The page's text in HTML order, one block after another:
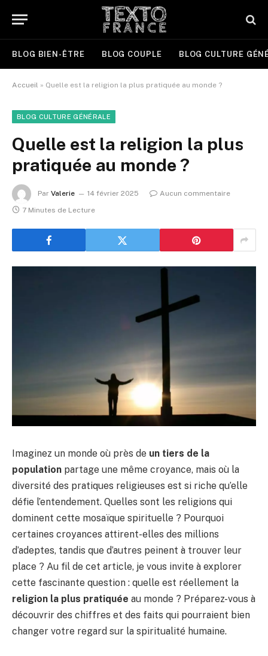
BLOG BIEN-ÊTRE BLOG COUPLE BLOG CULTURE
Accueil » Quelle est la religion la plus pratiquée au monde ?
BLOG CULTURE GÉNÉRALE
Quelle est la religion la plus
pratiquée au monde ?
Par Valerie 14 février 2025
Aucun commentaire
7 Minutes de Lecture
Imaginez un monde où près de un tiers de la
population partage une même croyance, mais où la
diversité des pratiques religieuses est si riche qu’elle
défie l’entendement. Quelles sont les religions qui
dominent cette mosaïque spirituelle ? Pourquoi
certaines croyances attirent-elles des millions
d’adeptes, tandis que d’autres peinent à trouver leur
place ? Au fil de cet article, je vous invite à explorer
cette fascinante question : quelle est réellement la
religion la plus pratiquée au monde ? Préparez-vous à
découvrir des chiffres et des faits qui pourraient bien
changer votre regard sur la spiritualité humaine.